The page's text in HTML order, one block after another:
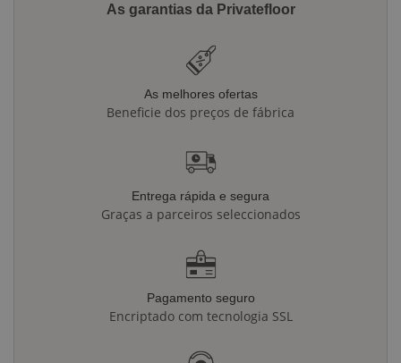
As garantias da Privatefloor
As melhores ofertas
Beneficie dos preços de fábrica
Entrega rápida e segura
Graças a parceiros seleccionados
Pagamento seguro
Encriptado com tecnologia SSL